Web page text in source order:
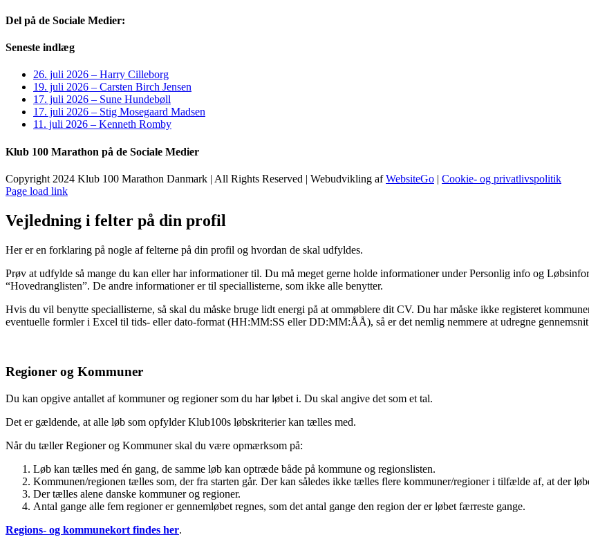
Del på de Sociale Medier:
Facebook
X
LinkedIn
Pinterest
E-
Seneste indlæg
26. juli 2026 – Harry Cilleborg
19. juli 2026 – Carsten Birch Jensen
17. juli 2026 – Sune Hundebøll
17. juli 2026 – Stig Mosegaard Madsen
11. juli 2026 – Kenneth Romby
Klub 100 Marathon på de Sociale Medier
Copyright 2024 Klub 100 Marathon Danmark | All Rights Reserved | Webudvikling afWebsiteGo | Cookie- og privatlivspolitik
Page load link
Vejledning i felter på din profil
Her er en forklaring på nogle af felterne på din profil og hvordan de skal udfyldes.
Prøv at udfylde så mange du kan eller har informationer til. Du må meget gerne holde informationer under Personlig info og
“Hovedranglisten”. De andre informationer er til speciallisterne, som ikke alle benytter.
Hvis du vil benytte speciallisterne, så skal du måske bruge lidt energi på at ommøblere dit CV. Du har måske ikke registeret
eventuelle formler i Excel til tids- eller dato-format (HH:MM:SS eller DD:MM:ÅÅ), så er det nemlig nemmere at udregne gennemsnit
Regioner og Kommuner
Du kan opgive antallet af kommuner og regioner som du har løbet i. Du skal angive det som et tal.
Det er gældende, at alle løb som opfylder Klub100s løbskriterier kan tælles med.
Når du tæller Regioner og Kommuner skal du være opmærksom på:
Løb kan tælles med én gang, de samme løb kan optræde både på kommune og regionslisten.
Kommunen/regionen tælles som, der fra starten går. Der kan således ikke tælles flere kommuner/regioner i tilfælde af, at der
Der tælles alene danske kommuner og regioner.
Antal gange alle fem regioner er gennemløbet regnes, som det antal gange den region der er løbet færreste gange.
Regions- og kommunekort findes her.